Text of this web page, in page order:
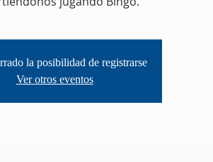
la posibilidad de registrarse
Ver otros eventos